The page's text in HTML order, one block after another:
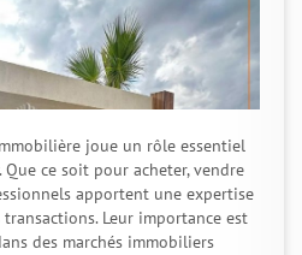
joue un rôle essentiel
ce soit pour acheter, vendre
apportent une expertise
Leur importance est
des marchés immobiliers